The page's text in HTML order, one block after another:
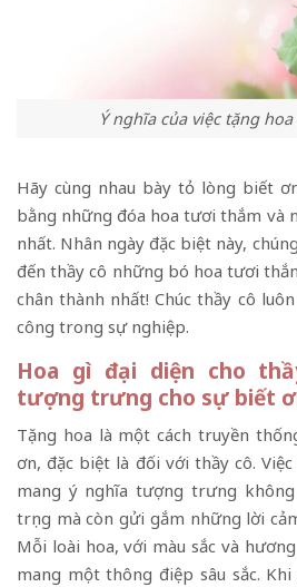
Ý nghĩa của việc tặng
Hãy cùng nhau bày tỏ lòng biết
bằng những đóa hoa tươi thắm và
nhất. Nhân ngày đặc biệt này,
đến thầy cô những bó hoa tươi
chân thành nhất! Chúc thầy cô
công trong sự nghiệp.
Hoa gì đại diện cho
tượng trưng cho sự biết
Tặng hoa là một cách truyền
ơn, đặc biệt là đối với thầy cô. Việc
mang ý nghĩa tượng trưng
trọng mà còn gửi gắm những lời
Mỗi loài hoa, với màu sắc và
mang một thông điệp sâu sắc.